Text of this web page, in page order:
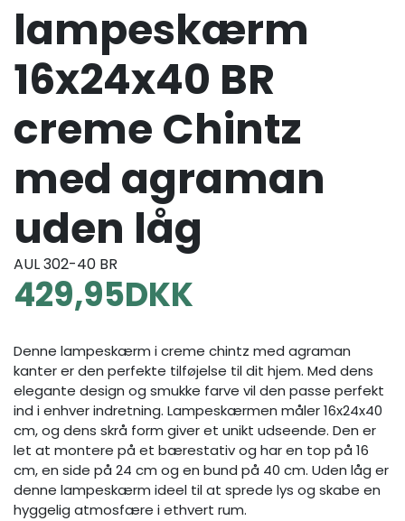
lampeskærm
16x24x40 BR
creme Chintz
med agraman
uden låg
AUL 302-40 BR
429,95DKK
Denne lampeskærm i creme chintz med agraman
kanter er den perfekte tilføjelse til dit hjem. Med dens
elegante design og smukke farve vil den passe perfekt
ind i enhver indretning. Lampeskærmen måler 16x24x40
cm, og dens skrå form giver et unikt udseende. Den er
let at montere på et bærestativ og har en top på 16
cm, en side på 24 cm og en bund på 40 cm. Uden låg er
denne lampeskærm ideel til at sprede lys og skabe en
hyggelig atmosfære i ethvert rum.